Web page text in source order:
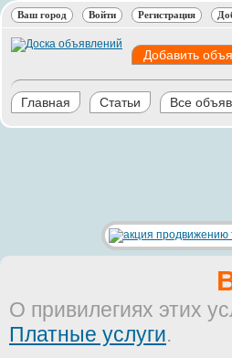
Ваш город Войти Регистрация
Добавить
Главная Статьи Все
О привилегиях этих
Платные услуги.